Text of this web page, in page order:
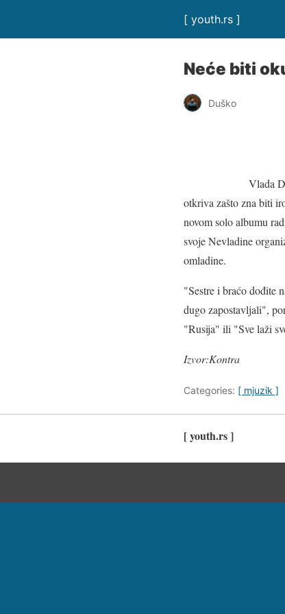
[ youth.rs ]
Neće biti
Duško
Vlada
otkriva zašto zna biti
novom solo albumu
svoje Nevladine
omladine.
"Sestre i braćo dođite
dugo zapostavljali",
"Rusija" ili "Sve laži
Izvor:Kontra
Categories: [ mjuzik ]
[ youth.rs ]